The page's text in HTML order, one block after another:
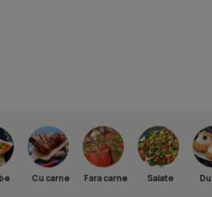
Cu carne Fara carne Salate